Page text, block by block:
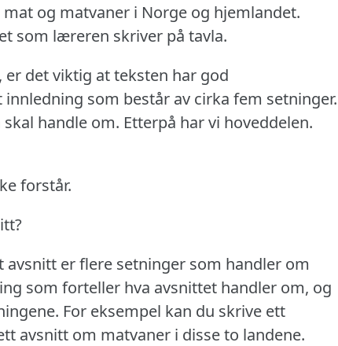
og matvaner i Norge og hjemlandet.
som læreren skriver på tavla.
er det viktig at teksten har god
som består av cirka fem setninger.
handle om. Etterpå har vi hoveddelen.
forstår.
avsnitt er flere setninger som handler om
som forteller hva avsnittet handler om, og
For eksempel kan du skrive ett
avsnitt om matvaner i disse to landene.